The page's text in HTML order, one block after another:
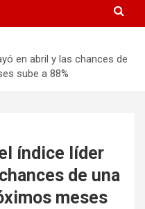
en abril y las chances de
sube a 88%
índice líder
de una
meses